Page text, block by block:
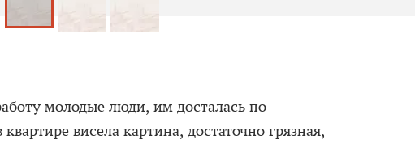
молодые люди, им досталась по
висела картина, достаточно грязная,